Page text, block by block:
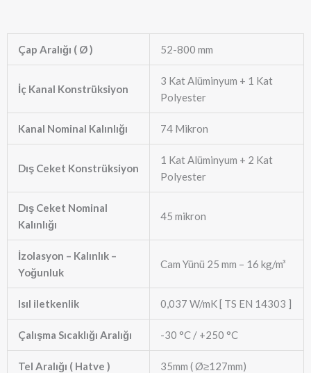
Çap Aralığı ( Ø ) 52-800 mm
İç Kanal Konstrüksiyon
3 Kat Alüminyum + 1 Kat
Polyester
Kanal Nominal Kalınlığı 74 Mikron
Dış Ceket Konstrüksiyon
1 Kat Alüminyum + 2 Kat
Polyester
Dış Ceket Nominal
Kalınlığı
45 mikron
İzolasyon – Kalınlık –
Yoğunluk
Cam Yünü 25 mm – 16 kg/m³
Isıl iletkenlik 0,037 W/mK [ TS EN 14303 ]
Çalışma Sıcaklığı Aralığı -30 °C / +250 °C
Tel Aralığı ( Hatve ) 35mm ( Ø≥127mm)